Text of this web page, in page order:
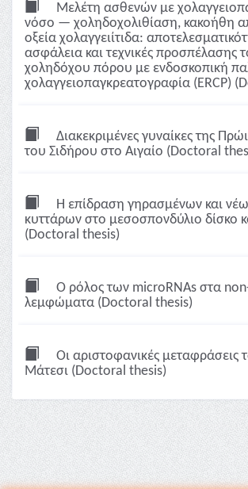
Μελέτη ασθενών με
νόσο — χοληδοχολιθίαση, κακοήθη
οξεία χολαγγειίτιδα:
ασφάλεια και τεχνικές προσπέλασης
χοληδόχου πόρου με ενδοσκοπική
χολαγγειοπαγκρεατογραφία (ERCP)
Διακεκριμένες γυναίκες της
του Σιδήρου στο Αιγαίο (Doctoral
Η επίδραση γηρασμένων και
κυττάρων στο μεσοσπονδύλιο δίσκο
(Doctoral thesis)
Ο ρόλος των microRNAs στα
λεμφώματα (Doctoral thesis)
Οι αριστοφανικές μεταφράσεις
Μάτεσι (Doctoral thesis)